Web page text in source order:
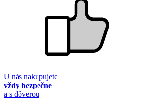
U nás nakupujete
vždy bezpečne
a s dôverou